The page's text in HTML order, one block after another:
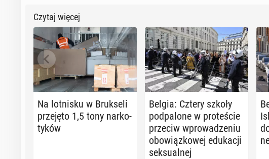
Czytaj więcej
Na lot­ni­sku w Bruk­se­li
prze­ję­to 1,5 tony nar­ko­
ty­ków
Belgia: Cztery szkoły
pod­pa­lo­ne w pro­te­ście
przeciw wpro­wa­dze­niu
obo­wiąz­ko­wej edu­ka­cji
sek­su­al­nej